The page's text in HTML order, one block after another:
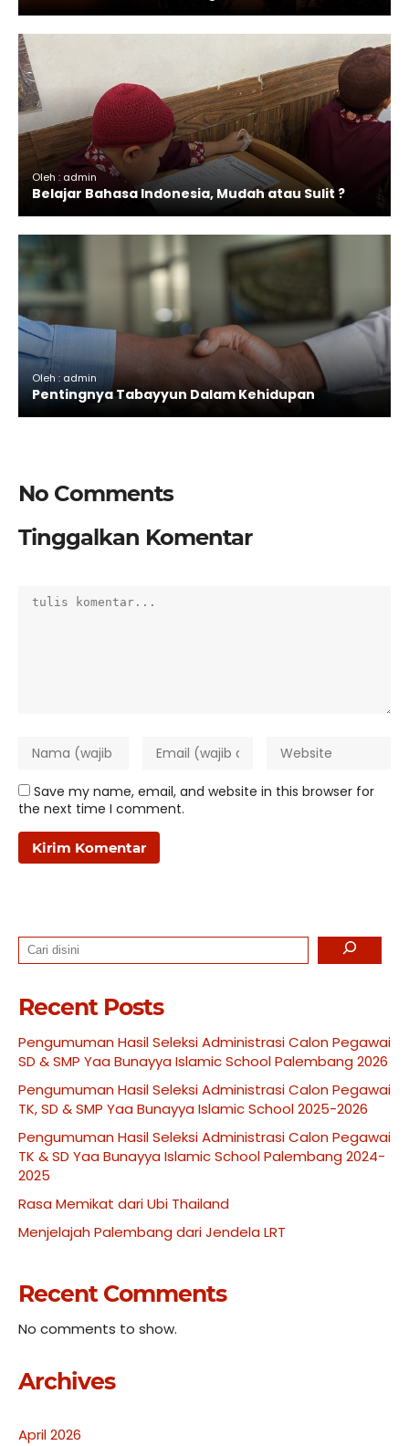
Oleh : admin
Belajar Bahasa Indonesia, Mudah atau Sulit ?
Oleh : admin
Pentingnya Tabayyun Dalam Kehidupan
No Comments
Tinggalkan Komentar
Save my name, email, and website in this browser for
the next time I comment.
Search
Recent Posts
Pengumuman Hasil Seleksi Administrasi Calon Pegawai
SD & SMP Yaa Bunayya Islamic School Palembang 2026
Pengumuman Hasil Seleksi Administrasi Calon Pegawai
TK, SD & SMP Yaa Bunayya Islamic School 2025-2026
Pengumuman Hasil Seleksi Administrasi Calon Pegawai
TK & SD Yaa Bunayya Islamic School Palembang 2024-
2025
Rasa Memikat dari Ubi Thailand
Menjelajah Palembang dari Jendela LRT
Recent Comments
No comments to show.
Archives
April 2026